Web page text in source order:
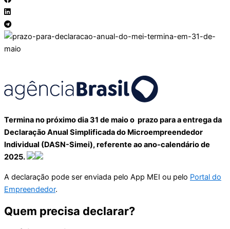
Termina no próximo dia 31 de maio o prazo para a entrega da
Declaração Anual Simplificada do Microempreendedor
Individual (DASN-Simei), referente ao ano-calendário de
2025.
A declaração pode ser enviada pelo App MEI ou pelo Portal do
Empreendedor.
Quem precisa declarar?